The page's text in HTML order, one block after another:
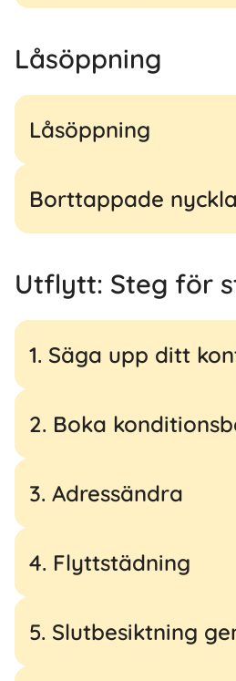
Låsöppning
Låsöppning
Borttappade
Utflytt: Steg för
1. Säga upp ditt
2. Boka
3. Adressändra
4. Flyttstädning
5. Slutbesiktning